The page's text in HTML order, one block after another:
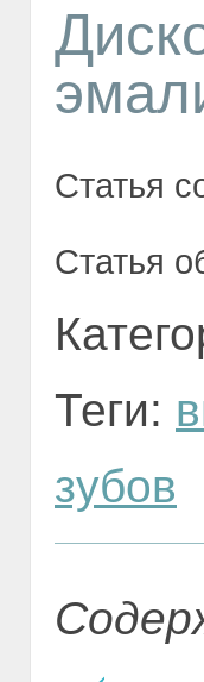
Статья
Статья
Теги:
зубов